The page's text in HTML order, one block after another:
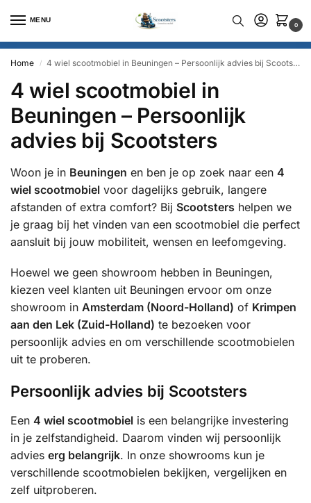
MENU
0
Home / 4 wiel scootmobiel in Beuningen – Persoonlijk advies bij Scootsters
4 wiel scootmobiel in
Beuningen – Persoonlijk
advies bij Scootsters
Woon je in Beuningen en ben je op zoek naar een 4
wiel scootmobiel voor dagelijks gebruik, langere
afstanden of extra comfort? Bij Scootsters helpen we
je graag bij het vinden van een scootmobiel die perfect
aansluit bij jouw mobiliteit, wensen en leefomgeving.
Hoewel we geen showroom hebben in Beuningen,
kiezen veel klanten uit Beuningen ervoor om onze
showroom in Amsterdam (Noord-Holland) of Krimpen
aan den Lek (Zuid-Holland) te bezoeken voor
persoonlijk advies en om verschillende scootmobielen
uit te proberen.
Persoonlijk advies bij Scootsters
Een 4 wiel scootmobiel is een belangrijke investering
in je zelfstandigheid. Daarom vinden wij persoonlijk
advies erg belangrijk. In onze showrooms kun je
verschillende scootmobielen bekijken, vergelijken en
zelf uitproberen.